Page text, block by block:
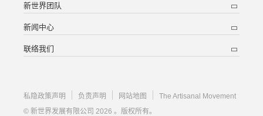
新世界团队
新闻中心
联络我们
私隐政策声明 负责声明 网站地图
The Artisanal Movement
© 新世界发展有限公司 2026 。版权所有。